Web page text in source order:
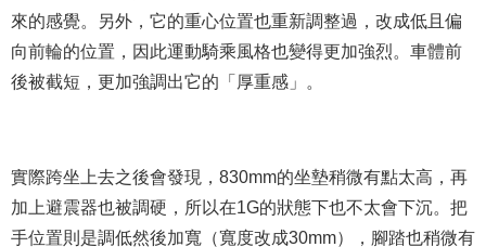
來的感覺。另外，它的重心位置也重新調整過，改成低且偏
向前輪的位置，因此運動騎乘風格也變得更加強烈。車體前
後被截短，更加強調出它的「厚重感」。
實際跨坐上去之後會發現，830mm的坐墊稍微有點太高，再
加上避震器也被調硬，所以在1G的狀態下也不太會下沉。把
手位置則是調低然後加寬（寬度改成30mm），腳踏也稍微有